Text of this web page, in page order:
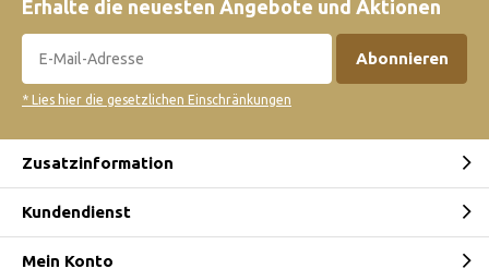
Erhalte die neuesten Angebote und Aktionen
Abonnieren
* Lies hier die gesetzlichen Einschränkungen
Zusatzinformation
Kundendienst
Mein Konto